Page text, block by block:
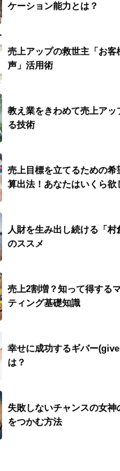
ケーション能力とは？
売上アップの救世主「お客
声」活用術
教え業をきわめて売上アッ
る技術
売上目標を立てるための希
算出法！あなたはいくら欲
人財を生み出し続ける「村
のススメ
売上2割増？知って得する
ティング基礎知識
幸せに成功するギバー
は？
失敗しないチャンスの女神
をつかむ方法